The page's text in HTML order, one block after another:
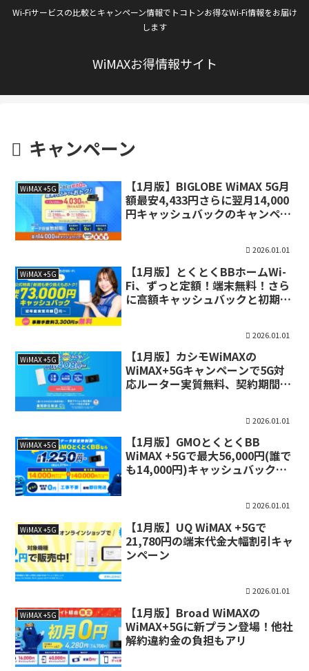
Wi-Fiサービスの比較とキャンペーン情報でトコトンお得なWi-Fi情報をお届け
します
WiMAXお得情報サイト
キャンペーン
WiMAX +5G
【1月版】BIGLOBE WiMAX 5G月
額最安4,433円さらに翌月14,000
円キャッシュバックのキャンペー
2026.01.01
WiMAX +5G
【1月版】とくとくBBホームWi-
Fi、ずっと定額！端末無料！さら
に高額キャッシュバックと初期費
2026.01.01
WiMAX +5G
【1月版】カシモWiMAXの
WiMAX+5Gキャンペーンで5G対
応ルーター実質無料、契約期間も
2026.01.01
WiMAX +5G
【1月版】GMOとくとくBB
WiMAX +5Gで最大56,000円(誰で
も14,000円)キャッシュバックキ
2026.01.01
WiMAX +5G
【1月版】UQ WiMAX +5Gで
21,780円の端末代金大幅割引キャ
ンペーン
2026.01.01
WiMAX +5G
【1月版】Broad WiMAXの
WiMAX+5Gに新プラン登場！他社
解約違約金の負担もアリ